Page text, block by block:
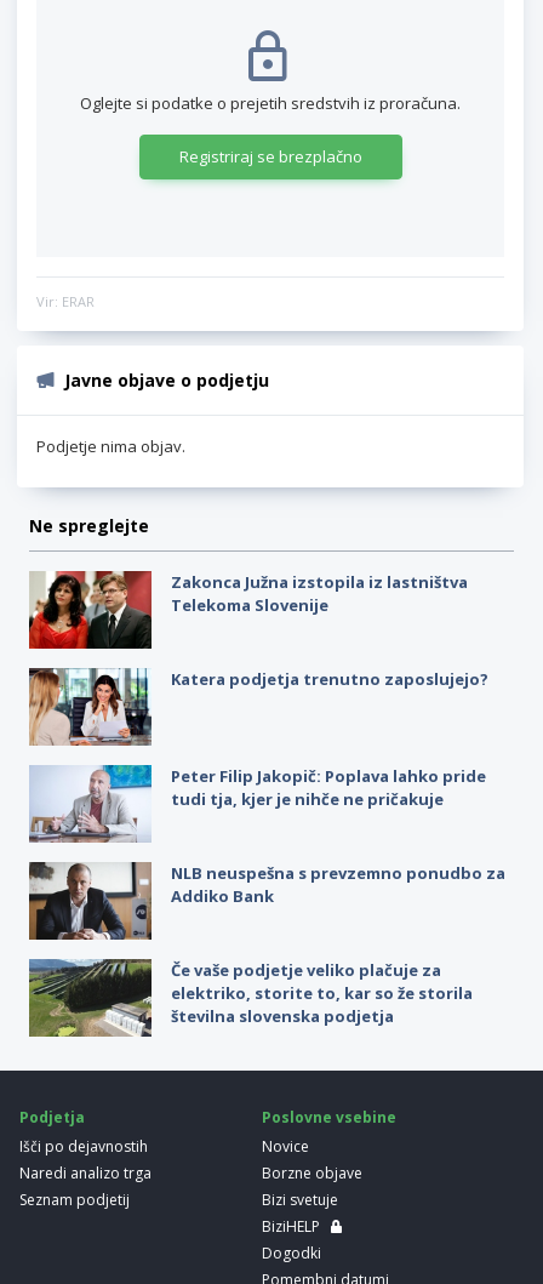
Oglejte si podatke o prejetih sredstvih iz proračuna.
Registriraj se brezplačno
Vir: ERAR
Javne objave o podjetju
Podjetje nima objav.
Ne spreglejte
Zakonca Južna izstopila iz lastništva
Telekoma Slovenije
Katera podjetja trenutno zaposlujejo?
Peter Filip Jakopič: Poplava lahko pride
tudi tja, kjer je nihče ne pričakuje
NLB neuspešna s prevzemno ponudbo za
Addiko Bank
Če vaše podjetje veliko plačuje za
elektriko, storite to, kar so že storila
številna slovenska podjetja
Podjetja
Išči po dejavnostih
Naredi analizo trga
Seznam podjetij
Poslovne vsebine
Novice
Borzne objave
Bizi svetuje
BiziHELP
Dogodki
Pomembni datumi